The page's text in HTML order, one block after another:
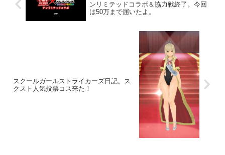
ンリミテッドコラボ＆協力戦終了。今回
は50万まで届いたよ。
スクールガールストライカーズ日記。ス
クスト人気投票コス来た！